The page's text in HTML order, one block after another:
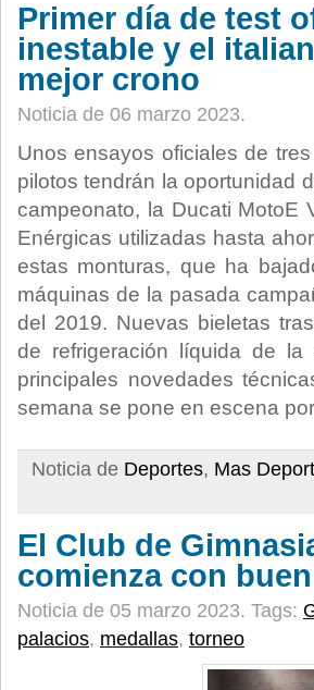
Primer día de test
inestable y el
mejor crono
Noticia de 06 marzo 2023.
Unos ensayos oficiales de
pilotos tendrán la oportunidad
campeonato, la Ducati MotoE
Enérgicas utilizadas hasta
estas monturas, que ha
máquinas de la pasada
del 2019. Nuevas bieletas
de refrigeración líquida de
principales novedades
semana se pone en escena
Noticia de Deportes, Mas
El Club de
comienza con
Noticia de 05 marzo 2023. Tags:
palacios, medallas, torneo